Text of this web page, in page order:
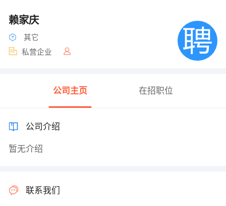
赖家庆
其它
私营企业
公司主页 在招职位
公司介绍
暂无介绍
联系我们